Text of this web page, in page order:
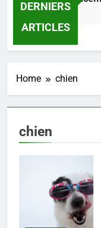
DERNIERS
ARTICLES
2 Jours Ago
Home chien
chien